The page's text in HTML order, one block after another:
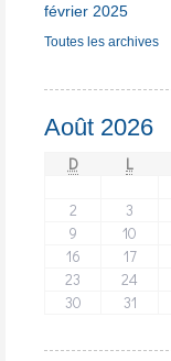
février 2025
Toutes les archives
Août 2026
D L
2
3
9
10
16
17
23
24
30
31